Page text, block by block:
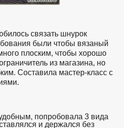
связать шнурок
были чтобы вязаный
плоским, чтобы хорошо
из магазина, но
Составила мастер-класс с
попробовала 3 вида
и держался без